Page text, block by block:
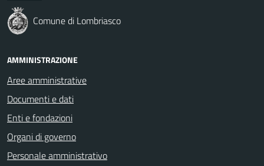
Comune di Lombriasco
AMMINISTRAZIONE
Aree amministrative
Documenti e dati
Enti e fondazioni
Organi di governo
Personale amministrativo